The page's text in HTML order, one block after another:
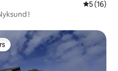
5 (16)
!
plus appréciés